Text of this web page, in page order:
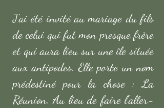
J’ai été invité au mariage du fils
de celui qui fut mon presque frère
et qui aura lieu sur une île située
aux antipodes. Elle porte un nom
prédestiné pour la chose : La
Réunion. Au lieu de faire l’aller-